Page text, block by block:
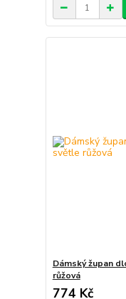
Dámský župan
růžová
774 Kč